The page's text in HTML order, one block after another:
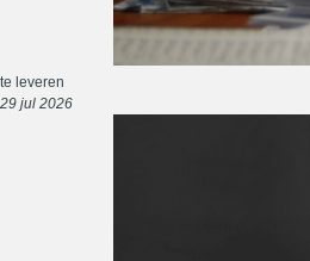
te leveren
29 jul 2026